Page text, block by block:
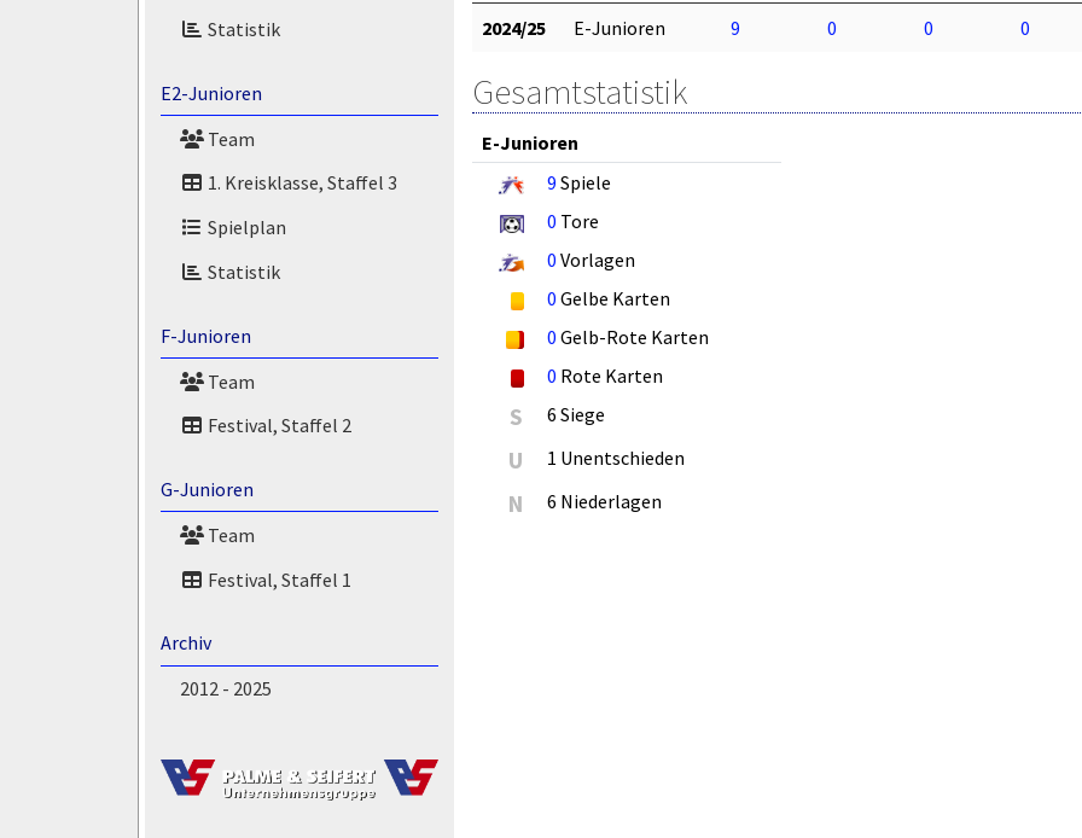
Statistik
E2-Junioren
Team
1. Kreisklasse, Staffel 3
Spielplan
Statistik
F-Junioren
Team
Festival, Staffel 2
G-Junioren
Team
Festival, Staffel 1
Archiv
2012 - 2025
2024/25 E-Junioren 9 0 0 0
Gesamtstatistik
E-Junioren
9 Spiele
0 Tore
0 Vorlagen
0 Gelbe Karten
0 Gelb-Rote Karten
0 Rote Karten
S 6 Siege
U 1 Unentschieden
N 6 Niederlagen